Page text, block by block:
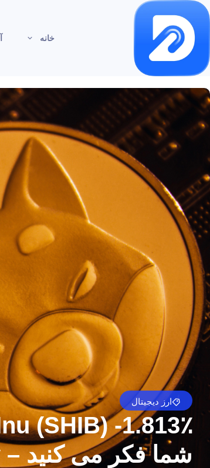
خانه
ارز دیجیتال
شما فکر می کنید – U.Today